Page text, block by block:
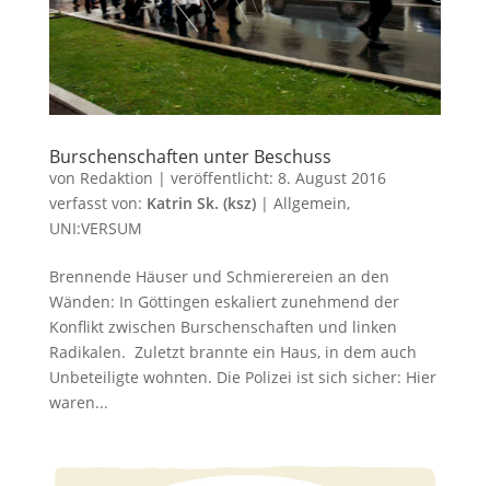
Burschenschaften unter Beschuss
von Redaktion | veröffentlicht: 8. August 2016
verfasst von: Katrin Sk. (ksz)| Allgemein,
UNI:VERSUM
Brennende Häuser und Schmierereien an den
Wänden: In Göttingen eskaliert zunehmend der
Konflikt zwischen Burschenschaften und linken
Radikalen. Zuletzt brannte ein Haus, in dem auch
Unbeteiligte wohnten. Die Polizei ist sich sicher: Hier
waren...